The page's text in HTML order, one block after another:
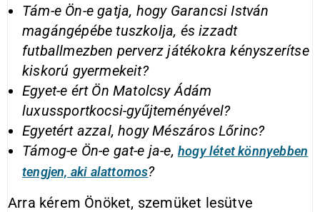
Tám-e Ön-e gatja, hogy Garancsi István
magángépébe tuszkolja, és izzadt
futballmezben perverz játékokra kényszerítse
kiskorú gyermekeit?
Egyet-e ért Ön Matolcsy Ádám
luxussportkocsi-gyűjteményével?
Egyetért azzal, hogy Mészáros Lőrinc?
Támog-e Ön-e gat-e ja-e, hogy létet könnyebben
tengjen, aki alattomos?
Arra kérem Önöket, szemüket lesütve